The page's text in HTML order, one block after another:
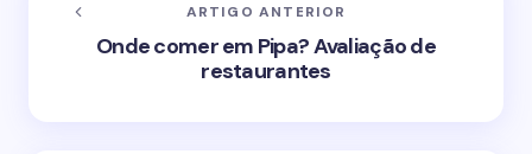
ARTIGO ANTERIOR
Onde comer em Pipa? Avaliação de
restaurantes